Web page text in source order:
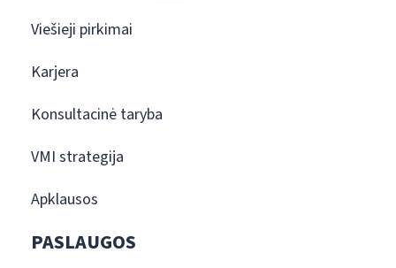
Viešieji pirkimai
Karjera
Konsultacinė taryba
VMI strategija
Apklausos
PASLAUGOS